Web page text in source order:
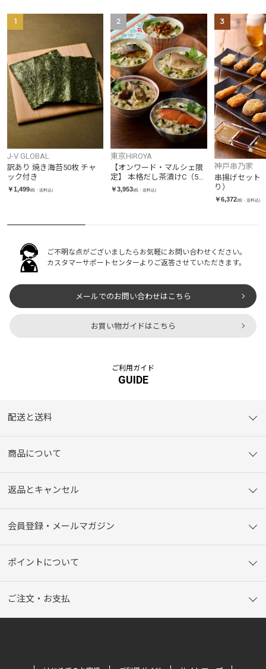
1
J-V GLOBAL
訳あり 焼き海苔50枚 チャ
ック付き
￥1,499(税・送料込)
2
東京HIROYA
【オンワード・マルシェ限
定】 本格だし茶漬けC（5種
5個入り）
￥3,953(税・送料込)
3
神戸串乃家
串揚げセット
り）
￥6,372(税・送料込)
ご不明な点がございましたらお気軽にお問い合わせください。
カスタマーサポートセンターよりご返答させていただきます。
メールでのお問い合わせはこちら
お買い物ガイドはこちら
ご利用ガイド
GUIDE
配送と送料
商品について
返品とキャンセル
会員登録・メールマガジン
ポイントについて
ご注文・お支払